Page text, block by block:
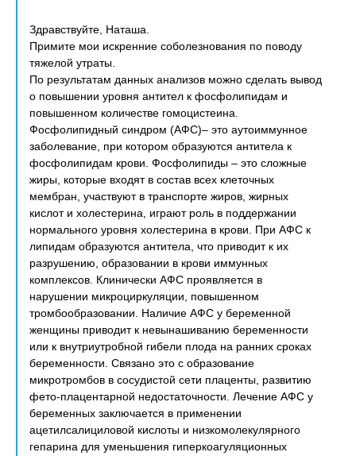
Здравствуйте, Наташа.
Примите мои искренние соболезнования по поводу
тяжелой утраты.
По результатам данных анализов можно сделать вывод
о повышении уровня антител к фосфолипидам и
повышенном количестве гомоцистеина.
Фосфолипидный синдром (АФС)– это аутоиммунное
заболевание, при котором образуются антитела к
фосфолипидам крови. Фосфолипиды – это сложные
жиры, которые входят в состав всех клеточных
мембран, участвуют в транспорте жиров, жирных
кислот и холестерина, играют роль в поддержании
нормального уровня холестерина в крови. При АФС к
липидам образуются антитела, что приводит к их
разрушению, образовании в крови иммунных
комплексов. Клинически АФС проявляется в
нарушении микроциркуляции, повышенном
тромбообразовании. Наличие АФС у беременной
женщины приводит к невынашиванию беременности
или к внутриутробной гибели плода на ранних сроках
беременности. Связано это с образование
микротромбов в сосудистой сети плаценты, развитию
фето-плацентарной недостаточности. Лечение АФС у
беременных заключается в применении
ацетилсалициловой кислоты и низкомолекулярного
гепарина для уменьшения гиперкоагуляционных